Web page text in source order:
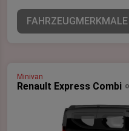
FAHRZEUGMERKMALE
Minivan
Renault Express Combi